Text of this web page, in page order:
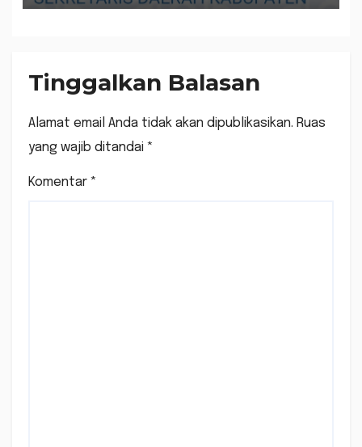
Tinggalkan Balasan
Alamat email Anda tidak akan dipublikasikan. Ruas
yang wajib ditandai *
Komentar *